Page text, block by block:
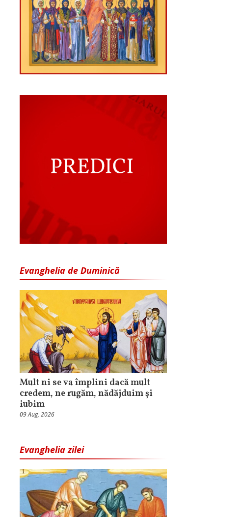
Evanghelia de Duminică
Mult ni se va împlini dacă mult
credem, ne rugăm, nădăjduim și
iubim
09 Aug, 2026
Evanghelia zilei